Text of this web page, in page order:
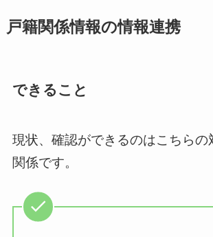
戸籍関係情報の情報連携
できること
現状、確認ができるのはこちらの
関係です。